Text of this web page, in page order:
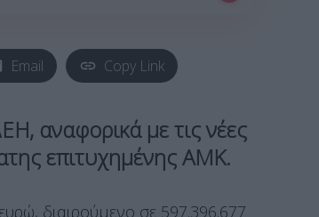
Email Copy Link
αναφορικά με τις νέες
επιτυχημένης ΑΜΚ.
διαιρούμενο σε 597.396.677